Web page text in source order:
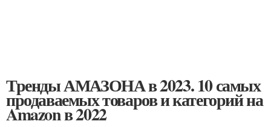
Тренды АМАЗОНА в 2023. 10 самых
продаваемых товаров и категорий на
Amazon в 2022